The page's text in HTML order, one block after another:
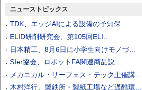
ニューストピックス
TDK、エッジAIによる設備の予知保…
ELID研削研究会、第105回ELI…
日本精工、8月6日に小学生向けモノづ…
SIer協会、ロボットFA関連商品説…
メカニカル・サーフェス・テック主催講…
木村洋行、製鉄所・製紙工場など過酷環…